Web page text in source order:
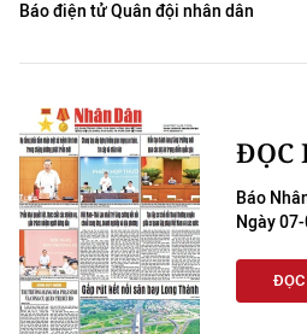
Báo điện tử Quân đội nhân dân
ĐỌC
Báo
Ngày
ĐỌC